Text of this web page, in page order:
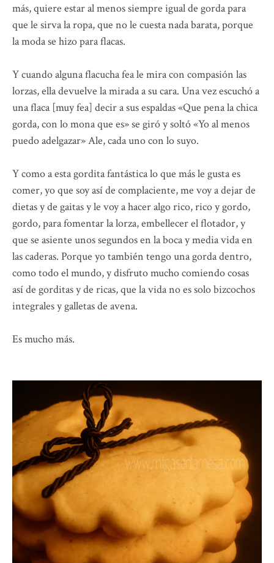
más, quiere estar al menos siempre igual de gorda para
que le sirva la ropa, que no le cuesta nada barata, porque
la moda se hizo para flacas.
Y cuando alguna flacucha fea le mira con compasión las
lorzas, ella devuelve la mirada a su cara. Una vez escuchó a
una flaca [muy fea] decir a sus espaldas «Que pena la chica
gorda, con lo mona que es» se giró y soltó «Yo al menos
puedo adelgazar» Ale, cada uno con lo suyo.
Y como a esta gordita fantástica lo que más le gusta es
comer, yo que soy así de complaciente, me voy a dejar de
dietas y de gaitas y le voy a hacer algo rico, rico y gordo,
gordo, para fomentar la lorza, embellecer el flotador, y
que se asiente unos segundos en la boca y media vida en
las caderas. Porque yo también tengo una gorda dentro,
como todo el mundo, y disfruto mucho comiendo cosas
así de gorditas y de ricas, que la vida no es solo bizcochos
integrales y galletas de avena.
Es mucho más.